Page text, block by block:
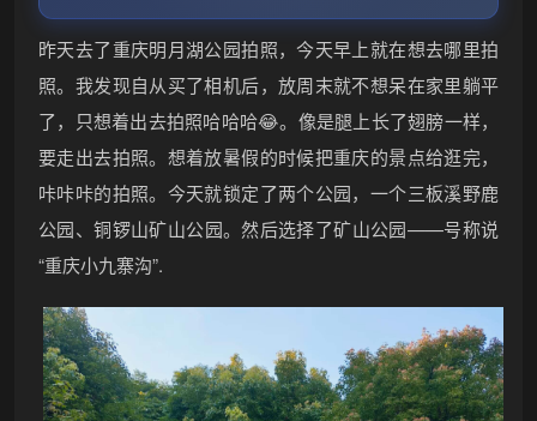
昨天去了重庆明月湖公园拍照，今天早上就在想去哪里拍
照。我发现自从买了相机后，放周末就不想呆在家里躺平
了，只想着出去拍照哈哈哈😂。像是腿上长了翅膀一样，
要走出去拍照。想着放暑假的时候把重庆的景点给逛完，
咔咔咔的拍照。今天就锁定了两个公园，一个三板溪野鹿
公园、铜锣山矿山公园。然后选择了矿山公园——号称说
“重庆小九寨沟”.